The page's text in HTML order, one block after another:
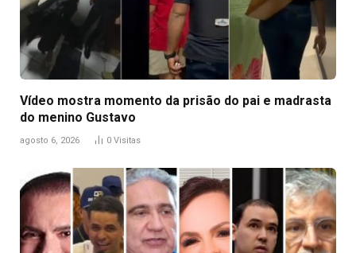
Vídeo mostra momento da prisão do pai e madrasta
do menino Gustavo
agosto 6, 2026 0 Visitas